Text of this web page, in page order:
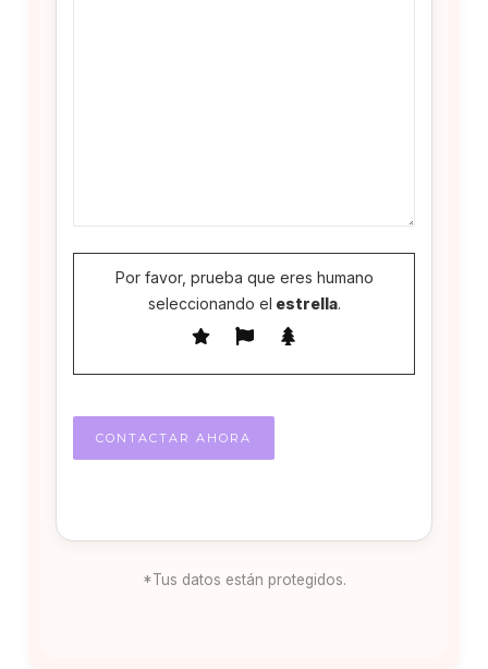
Por favor, prueba que eres humano
seleccionando el estrella.
*Tus datos están protegidos.